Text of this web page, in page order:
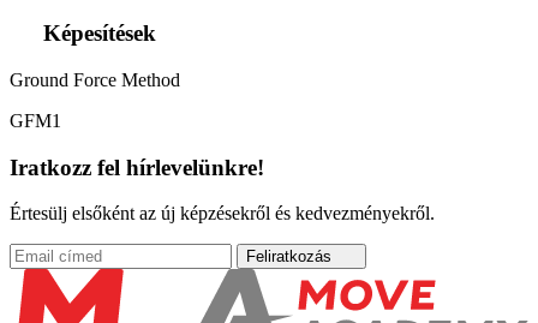
Képesítések
Ground Force Method
GFM1
Iratkozz fel hírlevelünkre!
Értesülj elsőként az új képzésekről és kedvezményekről.
Feliratkozás